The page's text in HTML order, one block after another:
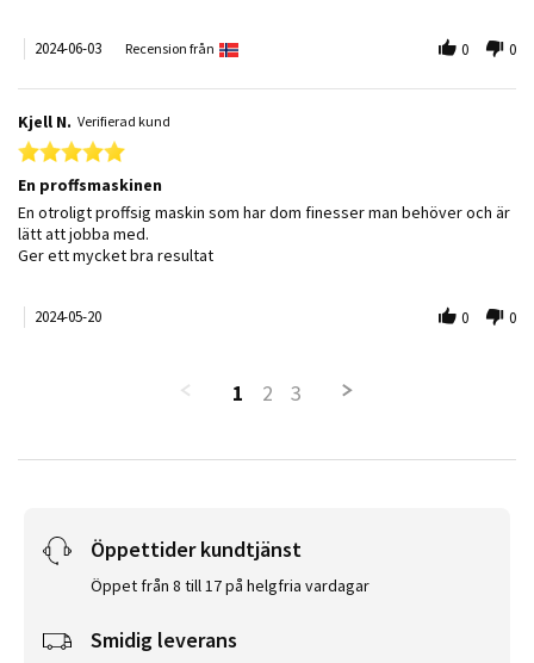
2024-06-03 Recension från 0 0
Kjell N. Verifierad kund
5.0 star rating
En proffsmaskinen
Review by Kjell N. on 20 May 2024
review stating En proffsmaskinen
En otroligt proffsig maskin som har dom finesser man behöver och är
lätt att jobba med.
Ger ett mycket bra resultat
2024-05-20 0 0
1 2 3
Öppettider kundtjänst
Öppet från 8 till 17 på helgfria vardagar
Smidig leverans